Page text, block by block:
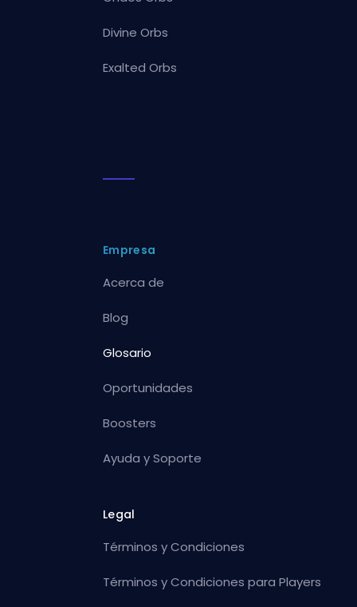
Divine Orbs
Exalted Orbs
Empresa
Acerca de
Blog
Glosario
Oportunidades
Boosters
Ayuda y Soporte
Legal
Términos y Condiciones
Términos y Condiciones para Players